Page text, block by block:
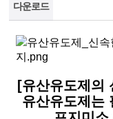
다운로드
[유산유도제의
유산유도제는